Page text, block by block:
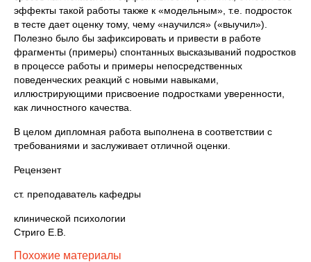
эффекты такой работы также к «модельным», т.е. подросток
в тесте дает оценку тому, чему «научился» («выучил»).
Полезно было бы зафиксировать и привести в работе
фрагменты (примеры) спонтанных высказываний подростков
в процессе работы и примеры непосредственных
поведенческих реакций с новыми навыками,
иллюстрирующими присвоение подростками уверенности,
как личностного качества.
В целом дипломная работа выполнена в соответствии с
требованиями и заслуживает отличной оценки.
Рецензент
ст. преподаватель кафедры
клинической психологии
Стриго Е.В.
Похожие материалы